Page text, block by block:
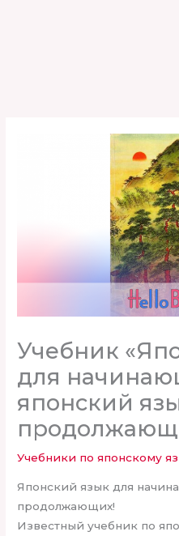
Учебник
для
японский
Учебники по японскому
Японский язык для
продолжающих!
Известный учебник по